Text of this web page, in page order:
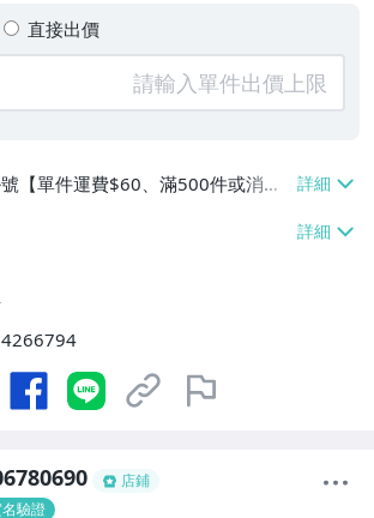
直接出價
【單件運費$60、滿500件或消費
免運費】
店鋪
驗證